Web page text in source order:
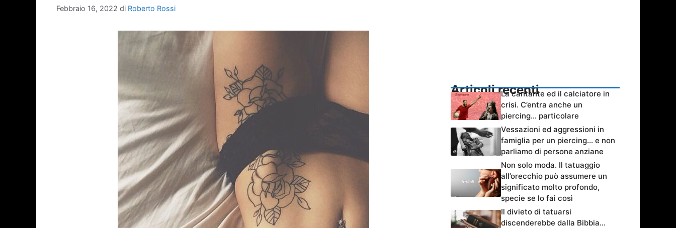
Febbraio 16, 2022 di Roberto Rossi
Articoli recentiLa cantante ed il calciatore in
crisi. C’entra anche un
piercing… particolare
Vessazioni ed aggressioni in
famiglia per un piercing… e non
parliamo di persone anziane
Non solo moda. Il tatuaggio
all’orecchio può assumere un
significato molto profondo,
specie se lo fai così
Il divieto di tatuarsi
discenderebbe dalla Bibbia…